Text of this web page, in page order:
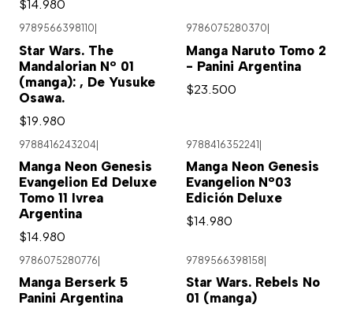
$14.980
9789566398110
Star Wars. The
Mandalorian Nº 01
(manga): , De Yusuke
Osawa.
$19.980
9786075280370
Manga Naruto Tomo 2
- Panini Argentina
$23.500
9788416243204
Manga Neon Genesis
Evangelion Ed Deluxe
Tomo 11 Ivrea
Argentina
$14.980
9788416352241
Manga Neon Genesis
Evangelion N°03
Edición Deluxe
$14.980
9786075280776
Manga Berserk 5
Panini Argentina
9789566398158
Star Wars. Rebels No
01 (manga)